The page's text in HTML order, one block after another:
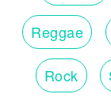
Reggae
Rock